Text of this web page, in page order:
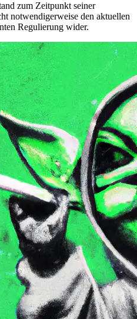
zum Zeitpunkt seiner
notwendigerweise den aktuellen
Regulierung wider.